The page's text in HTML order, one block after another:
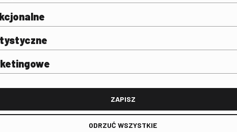
i
FINA
Praca w FINA
ZAPISZ
ODRZUĆ WSZYSTKIE